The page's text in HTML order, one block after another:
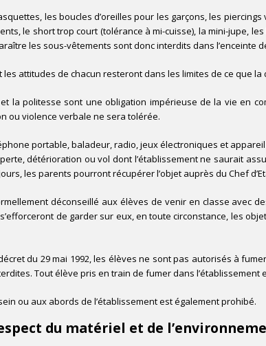
les boucles d’oreilles pour les garçons, les
le short trop court (tolérance à mi-cuisse), la mini-jupe,
les sous-vêtements sont donc interdits dans l’enceinte
les attitudes de chacun resteront dans les limites de ce que
et la politesse sont une obligation impérieuse de la vie en
ou violence verbale ne sera tolérée.
portable, baladeur, radio, jeux électroniques et
détérioration ou vol dont l’établissement ne saurait
les parents pourront récupérer l’objet auprès du Chef
déconseillé aux élèves de venir en classe avec
de garder sur eux, en toute circonstance, les
du 29 mai 1992, les élèves ne sont pas autorisés à
Tout élève pris en train de fumer dans l’établissement
ou aux abords de l’établissement est également prohibé.
du matériel et de